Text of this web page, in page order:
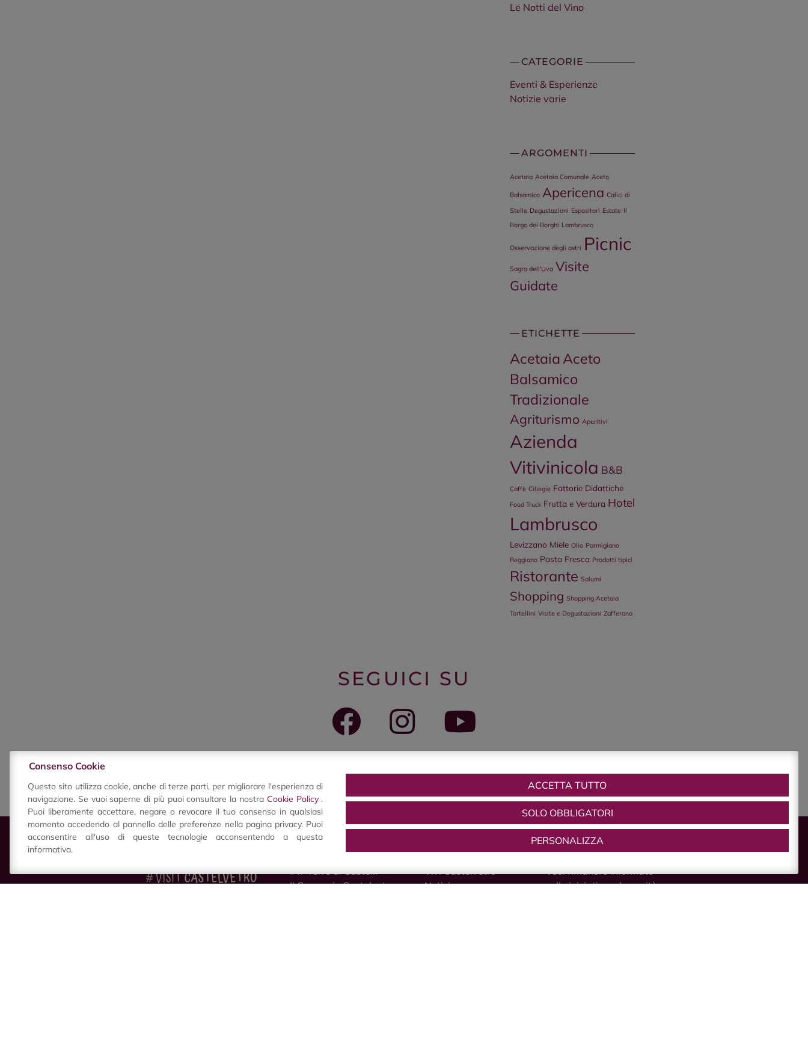
Le Notti del Vino
CATEGORIE
Eventi & Esperienze
Notizie varie
ARGOMENTI
Acetaia Acetaia Comunale Aceto
Balsamico Apericena Calici di
Stelle Degustazioni Espositori Estate Il
Borgo dei Borghi Lambrusco
Osservazione degli astri Picnic
Sagra dell'Uva Visite
Guidate
ETICHETTE
Acetaia Aceto
Balsamico
Tradizionale
Agriturismo Aperitivi
Azienda
Vitivinicola B&B
Caffè Ciliegie Fattorie Didattiche
Food Truck Frutta e Verdura Hotel
Lambrusco
Levizzano Miele Olio Parmigiano
Reggiano Pasta Fresca Prodotti tipici
Ristorante Salumi
Shopping Shopping Acetaia
Tortellini Visite e Degustazioni Zafferano
SEGUICI SU
CHI SIAMO
IAT Terre di Castelli
Il Consorzio Castelvetro
VIVI
Vivi Castelvetro
Notizie
NEWSLETTER
Vuoi rimanere informato
sulle iniziative e le novità
Consenso Cookie
Questo sito utilizza cookie, anche di terze parti, per migliorare l'esperienza di
navigazione. Se vuoi saperne di più puoi consultare la nostra Cookie Policy .
Puoi liberamente accettare, negare o revocare il tuo consenso in qualsiasi
momento accedendo al pannello delle preferenze nella pagina privacy. Puoi
acconsentire all'uso di queste tecnologie acconsentendo a questa
informativa.
ACCETTA TUTTO
SOLO OBBLIGATORI
PERSONALIZZA